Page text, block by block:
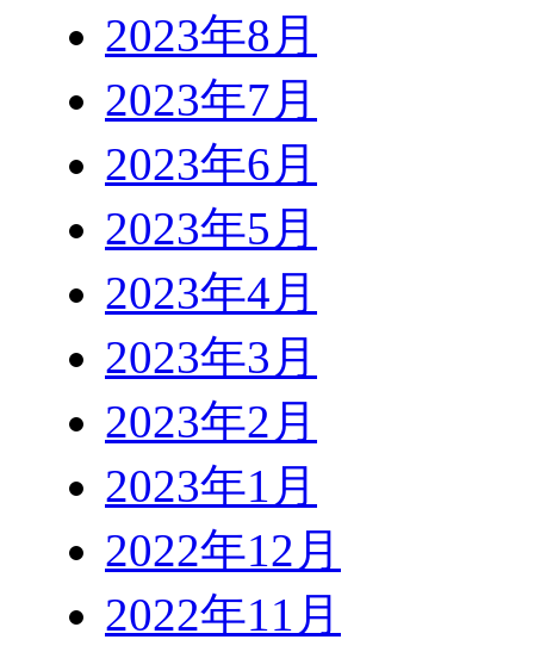
2023年8月
2023年7月
2023年6月
2023年5月
2023年4月
2023年3月
2023年2月
2023年1月
2022年12月
2022年11月